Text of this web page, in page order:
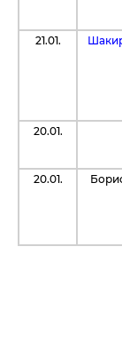
21.01.
20.01.
20.01.